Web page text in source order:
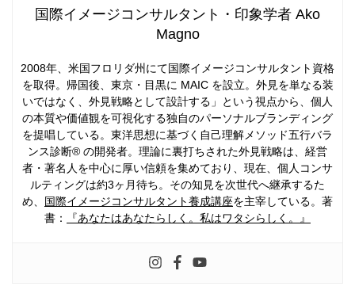
国際イメージコンサルタント・印象学者 Ako
Magno
2008年、米国フロリダ州にて国際イメージコンサルタント資格
を取得。帰国後、東京・目黒に MAIC を設立。外見を単なる装
いではなく、外見戦略として設計する」という視点から、個人
の本質や価値観を可視化する独自のパーソナルブランディング
を提唱している。東洋思想に基づく自己理解メソッド五行バラ
ンス診断® の開発者。理論に裏打ちされた外見戦略は、経営
者・著名人を中心に厚い信頼を集めており、現在、個人コンサ
ルティングは約3ヶ月待ち。その知見を次世代へ継承するた
め、 国際イメージコンサルタント養成講座を主宰している。著
書：
『あなたはあなたらしく。私はワタシらしく。』